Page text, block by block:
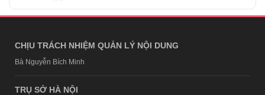
CHỊU TRÁCH NHIỆM QUẢN LÝ NỘI DUNG
Bà Nguyễn Bích Minh
TRỤ SỞ HÀ NỘI